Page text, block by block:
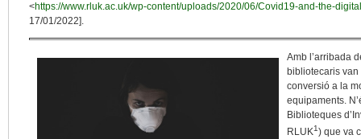
<https://www.rluk.ac.uk/wp-content/uploads/2020/06/Covid19-and-the-
17/01/2022].
Amb l’arribada
bibliotecaris
conversió a la
equipaments.
Biblioteques
RLUK1) que va